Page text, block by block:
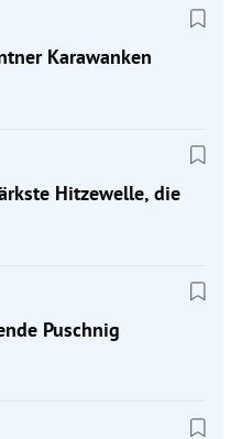
Karawanken
Hitzewelle, die
Puschnig